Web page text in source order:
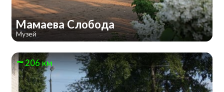
Мамаева Слобода
Музей
206 км